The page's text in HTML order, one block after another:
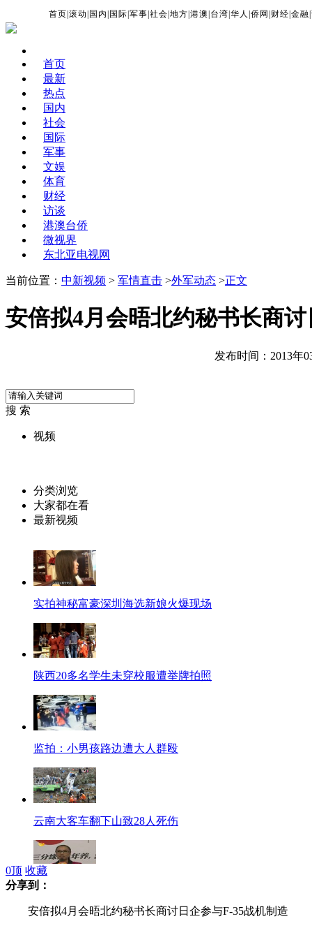
首页 |滚动 国内 国际 |军事 |社会 |地方 |港澳 台湾 |华人 |侨网 财经 |金融 |
首页
最新
热点
国内
社会
国际
军事
文娱
体育
财经
访谈
港澳台侨
微视界
东北亚电视网
当前位置： 中新视频 > 军情直击 >外军动态 >正文
安倍拟4月会晤北约秘书长商
发布时间：2013年
搜 索
视频
分类浏览
大家都在看
最新视频
实拍神秘富豪深圳海选新娘火爆现场
陕西20多名学生未穿校服遭举牌拍照
监拍：小男孩路边遭大人群殴
云南大客车翻下山致28人死伤
黄绮珊回应唱功"忽悠"质疑:至今未接商演
0顶 收藏
分享到：
安倍拟4月会晤北约秘书长商讨日企参与F-35战机制造